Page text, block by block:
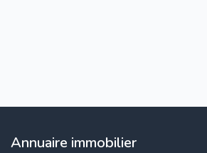
Annuaire immobilier